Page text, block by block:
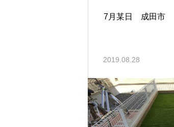
7月某日 成田市
2019.08.28